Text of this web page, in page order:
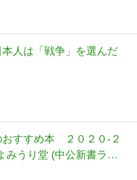
人は「戦争」を選んだ
おすすめ本 ２０２０-２
みうり堂 (中公新書ラク